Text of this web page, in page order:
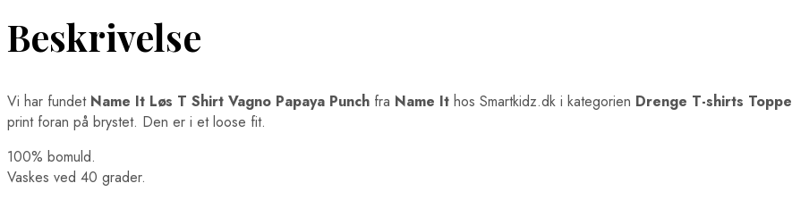
Beskrivelse
Vi har fundet Name It Løs T Shirt Vagno Papaya Punch fra Name It hos Smartkidz.dk i kategorien Drenge T-shirts Toppe
print foran på brystet. Den er i et loose fit.
100% bomuld.
Vaskes ved 40 grader.